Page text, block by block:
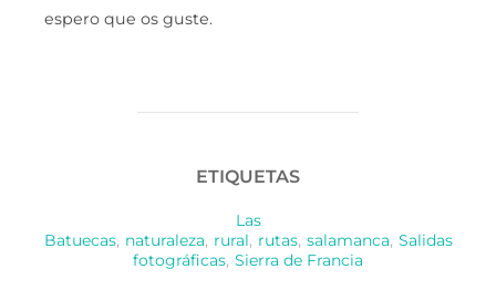
espero que os guste.
ETIQUETAS
Las
Batuecas, naturaleza, rural, rutas, salamanca, Salidas
fotográficas, Sierra de Francia